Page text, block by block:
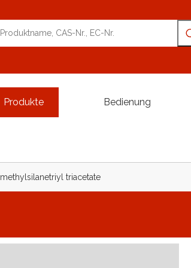
Produkte Bedienung
methylsilanetriyl triacetate